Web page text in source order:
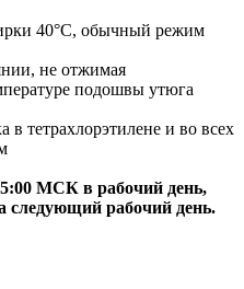
40°C, обычный режим
не отжимая
подошвы утюга
в тетрахлорэтилене и во всех
МСК в рабочий день,
следующий рабочий день.